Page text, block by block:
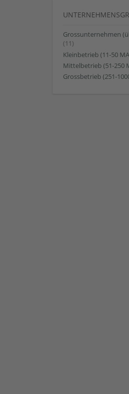
Grossunternehmen
(11)
Kleinbetrieb (11-50
Mittelbetrieb (51-250
Grossbetrieb (251-